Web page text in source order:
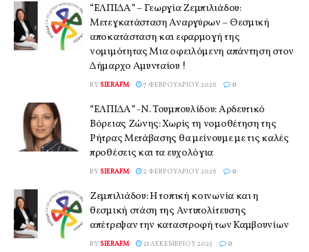
“ΕΛΠΙΔΑ” – Γεωργία Ζεμπιλιάδου:
Μετεγκατάσταση Αναργύρων – Θεσμική
αποκατάσταση και εφαρμογή της
νομιμότητας Μια οφειλόμενη απάντηση στον
Δήμαρχο Αμυνταίου !
BY SIERAFM 7 ΦΕΒΡΟΥΑΡΊΟΥ 2026 0
“ΕΛΠΙΔΑ” -Ν. Τουμπουλίδου: Αρδευτικό
Βόρειας Ζώνης: Χωρίς τη νομοθέτηση της
Ρήτρας Μετάβασης θα μείνουμε με τις καλές
προθέσεις και τα ευχολόγια
BY SIERAFM 2 ΦΕΒΡΟΥΑΡΊΟΥ 2026 0
Ζεμπιλιάδου: Η τοπική κοινωνία και η
θεσμική στάση της Αντιπολίτευσης
απέτρεψαν την καταστροφή των Καμβουνίων
BY SIERAFM 21 ΔΕΚΕΜΒΡΊΟΥ 2025 0